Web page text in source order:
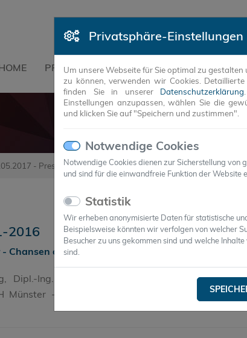
Privatsphäre-Einstellungen
Um unsere Webseite für Sie optimal zu
zu können, verwenden wir Cookies.
finden Sie in unserer Datenschutzerklärung
Einstellungen anzupassen, wählen Sie die
und klicken Sie auf "Speichern und zustimmen".
Notwendige Cookies
Notwendige Cookies dienen zur Sicherstellung von
und sind für die einwandfreie Funktion der Website
Statistik
Wir erheben anonymisierte Daten für statistische
Beispielsweise könnten wir verfolgen von welcher
Besucher zu uns gekommen sind und welche
sind.
PRODUKTE REFERENZEN
- Pressebericht TAB 11-2016
2016
Chansen durch Phasenwechselmaterialien
Dipl.-Ing. Architektur Bettina Gehbauer,
Münster - Smart Skript, Fachkommunikation für